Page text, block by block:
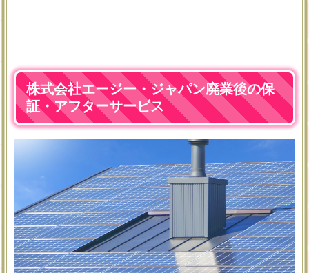
株式会社エージー・ジャパン廃業後の保
証・アフターサービス